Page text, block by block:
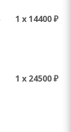
1 x 14400 ₽
1 x 24500 ₽